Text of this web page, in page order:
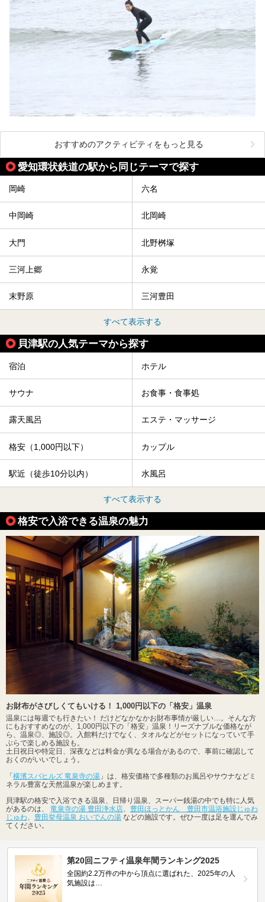
おすすめのアクティビティをもっと見る
愛知環状鉄道の駅から同じテーマで探す
岡崎 六名
中岡崎 北岡崎
大門 北野桝塚
三河上郷 永覚
末野原 三河豊田
すべて表示する
貝津駅の人気テーマから探す
宿泊 ホテル
サウナ お食事・食事処
露天風呂 エステ・マッサージ
格安（1,000円以下） カップル
駅近（徒歩10分以内） 水風呂
すべて表示する
格安で入浴できる温泉の魅力
お財布がさびしくてもいける！ 1,000円以下の「格安」温泉
温泉には毎週でも行きたい！ だけどなかなかお財布事情が厳しい…。そんな方
にもおすすめなのが、1,000円以下の「格安」温泉！リーズナブルな価格なが
ら、温泉◎、施設◎。入館料だけでなく、タオルなどがセットになっていて手
ぶらで楽しめる施設も。
土日祝日や特定日、深夜などは料金が異なる場合があるので、事前に確認して
おくのがいいでしょう。
「 横濱スパヒルズ 竜泉寺の湯 」は、格安価格で多種類のお風呂やサウナなどミ
ネラル豊富な天然温泉が楽しめます。
貝津駅の格安で入浴できる温泉、日帰り温泉、スーパー銭湯の中でも特に人気
があるのは、 竜泉寺の湯 豊田浄水店、 豊田ほっとかん 豊田市温浴施設じゅわ
じゅわ、 豊田挙母温泉 おいでんの湯 などの施設です。ぜひ一度は足を運んでみ
てください。
第20回ニフティ温泉年間ランキング2025
全国約2.2万件の中から頂点に選ばれた、2025年の人
気施設は…